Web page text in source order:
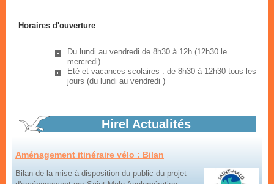
Horaires d'ouverture
Du lundi au vendredi de 8h30 à 12h (12h30 le
mercredi)
Eté et vacances scolaires : de 8h30 à 12h30 tous les
jours (du lundi au vendredi )
Hirel Actualités
Horaires d'été mairie
Plages d'ouvertures du secrétariat mairie
En savoir plus...
Aménagement itinéraire vélo : Bilan
Bilan de la mise à disposition du public du projet